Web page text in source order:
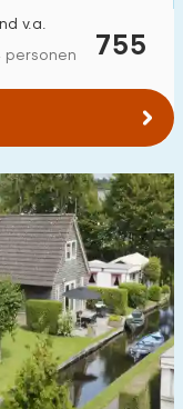
755
v.a.
personen